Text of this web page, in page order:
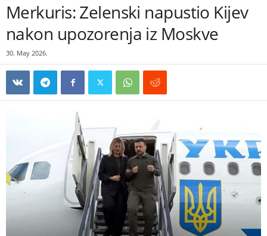
Merkuris: Zelenski napustio Kijev
nakon upozorenja iz Moskve
30. May 2026.